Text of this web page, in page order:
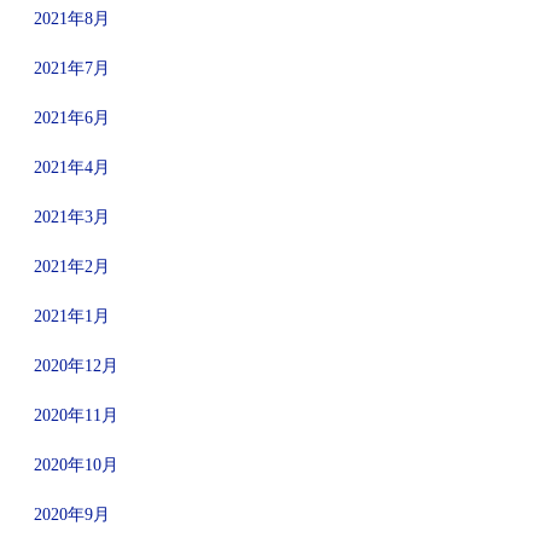
2021年8月
2021年7月
2021年6月
2021年4月
2021年3月
2021年2月
2021年1月
2020年12月
2020年11月
2020年10月
2020年9月